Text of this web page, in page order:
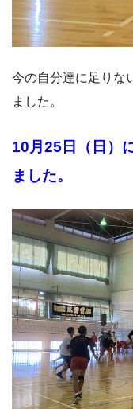
今の自分達に足りな
ました。
10月25日（日）
ました。